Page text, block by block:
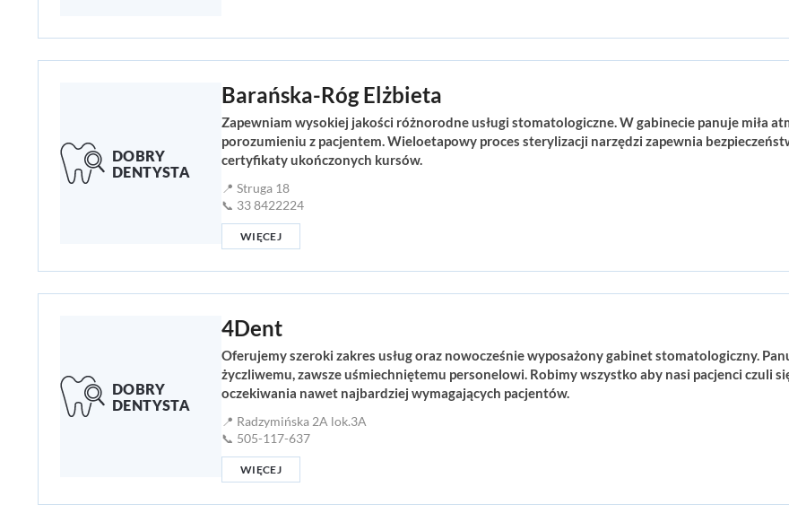
Barańska-Róg Elżbieta
Zapewniam wysokiej jakości różnorodne usługi stomatologiczne. W gabinecie panuje miła
porozumieniu z pacjentem. Wieloetapowy proces sterylizacji narzędzi zapewnia
certyfikaty ukończonych kursów.
📍 Struga 18
📞 33 8422224
WIĘCEJ
4Dent
Oferujemy szeroki zakres usług oraz nowocześnie wyposażony gabinet stomatologiczny.
życzliwemu, zawsze uśmiechniętemu personelowi. Robimy wszystko aby nasi pacjenci czuli
oczekiwania nawet najbardziej wymagających pacjentów.
📍 Radzymińska 2A lok.3A
📞 505-117-637
WIĘCEJ